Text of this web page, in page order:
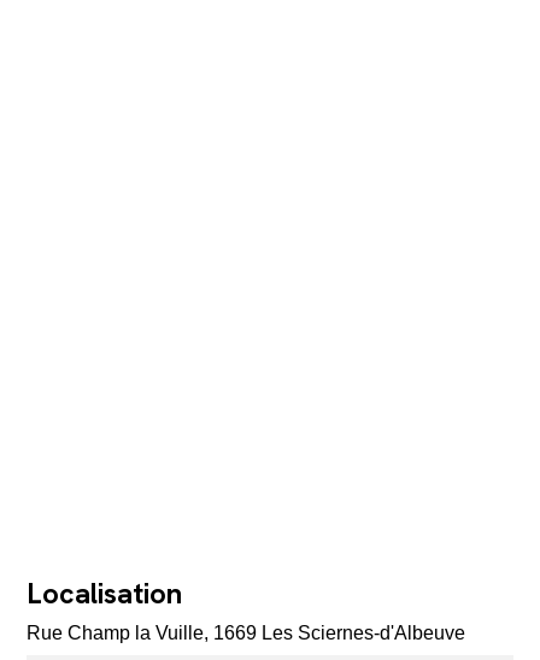
Localisation
Rue Champ la Vuille, 1669 Les Sciernes-d'Albeuve